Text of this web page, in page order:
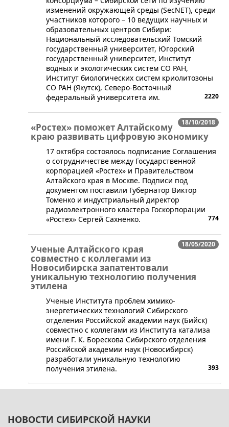
изменений окружающей среды (SecNET), среди
участников которого – 10 ведущих научных и
образовательных центров Сибири:
Национальный исследовательский Томский
государственный университет, Югорский
государственный университет, Институт
водных и экологических систем СО РАН,
Институт биологических систем криолитозоны
СО РАН (Якутск), Северо-Восточный
федеральный университета им.
2220
18/10/2018
«Ростех» поможет Алтайскому
краю развивать цифровую экономику
17 октября состоялось подписание Соглашения
о сотрудничестве между Государственной
корпорацией «Ростех» и Правительством
Алтайского края в Москве. Подписи под
документом поставили Губернатор Виктор
Томенко и индустриальный директор
радиоэлектронного кластера Госкорпорации
«Ростех» Сергей Сахненко.
774
18/05/2020
Ученые Алтайского края
совместно с коллегами из
Новосибирска запатентовали
уникальную технологию получения
этилена
​Ученые Института проблем химико-
энергетических технологий Сибирского
отделения Российской академии наук (Бийск)
совместно с коллегами из Института катализа
имени Г. К. Борескова Сибирского отделения
Российской академии наук (Новосибирск)
разработали уникальную технологию
получения этилена.
393
НОВОСТИ СИБИРСКОЙ НАУКИ